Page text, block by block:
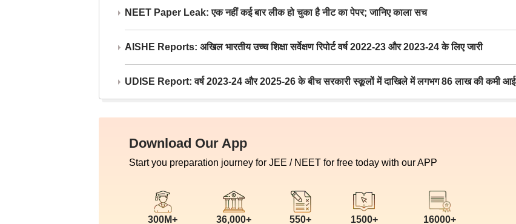
NEET Paper Leak: एक नहीं कई बार लीक हो चुका है नीट का पेपर; जानिए काला सच
AISHE Reports: अखिल भारतीय उच्च शिक्षा सर्वेक्षण रिपोर्ट वर्ष 2022-23 और 2023-24 के लिए जारी
UDISE Report: वर्ष 2023-24 और 2025-26 के बीच सरकारी स्कूलों में दाखिले में लगभग 86 लाख की कमी आई
Download Our App
Start you preparation journey for JEE / NEET for free today with our APP
300M+ 36,000+ 550+ 1500+ 16000+